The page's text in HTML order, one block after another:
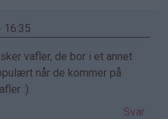
16:35
vafler, de bor i et annet
når de kommer på
:)
Svar